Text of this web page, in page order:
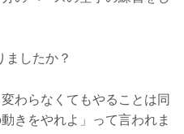
したか？
わらなくてもやることは同
きをやれよ」って言われま